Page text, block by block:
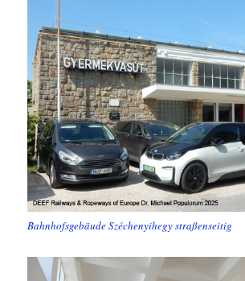
Bahnhofsgebäude Széchenyihegy straßenseitig